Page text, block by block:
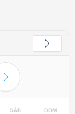
SÁB DOM